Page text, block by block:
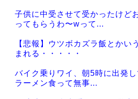
子供に中受させて受かったけど
ってもらうわ〜wって...
【悲報】ウツボカズラ飯とかい
まれる・・・・・
バイク乗りワイ、朝5時に出発
ラーメン食って無事...